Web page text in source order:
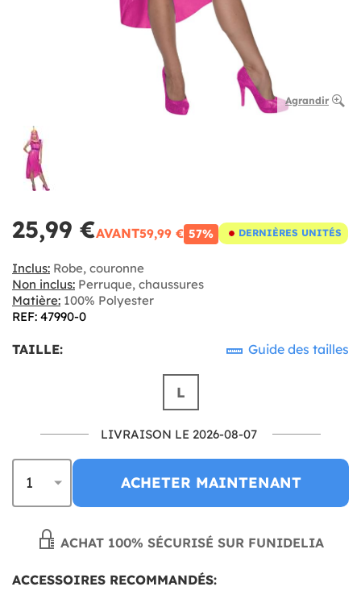
Agrandir
25,99 €AVANT59,99 € 57% DERNIÈRES UNITÉS
Inclus: Robe, couronne
Non inclus: Perruque, chaussures
Matière: 100% Polyester
REF: 47990-0
TAILLE: Guide des tailles
L
LIVRAISON LE 2026-08-07
ACHETER MAINTENANT
ACHAT 100% SÉCURISÉ SUR FUNIDELIA
ACCESSOIRES RECOMMANDÉS: